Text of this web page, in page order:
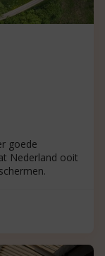
goede
Nederland ooit